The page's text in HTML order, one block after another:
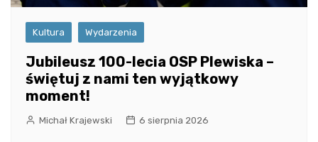
Kultura Wydarzenia
Jubileusz 100-lecia OSP Plewiska –
świętuj z nami ten wyjątkowy
moment!
Michał Krajewski 6 sierpnia 2026